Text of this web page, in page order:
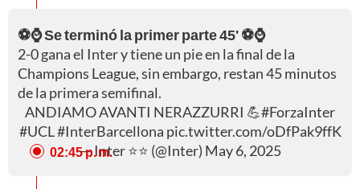
⚽⌚ Se terminó la primer parte 45' ⚽⌚
2-0 gana el Inter y tiene un pie en la final de la
Champions League, sin embargo, restan 45 minutos
de la primera semifinal.
ANDIAMO AVANTI NERAZZURRI 💪#ForzaInter
#UCL#InterBarcellona pic.twitter.com/oDfPak9ffK
— Inter ⭐⭐ (@Inter) May 6, 2025
02:45 p. m.